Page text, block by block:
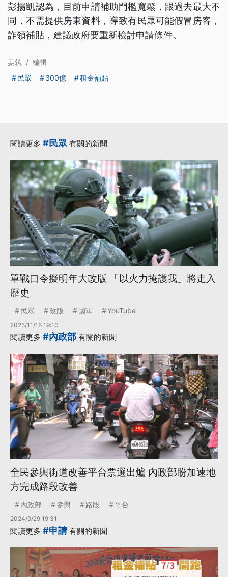
彭揚凱認為，目前申請補助門檻寬鬆，跟過去最大不
同，不需提供房東資料，導致有民眾可能假冒房客，
詐領補貼，建議政府要重新檢討申請條件。
姜筑 / 編輯
民眾
300億 租金補貼
閱讀更多 #民眾 有關的新聞
單戰口令擬明年大改版 「以火力掩護我」將走入
歷史
民眾 改版 國軍 YouTube
2025/11/16 19:10
閱讀更多 #內政部 有關的新聞
全民參與街道改善平台票選出爐 內政部盼加速地
方完成路段改善
內政部 參與 路段 平台
2024/9/29 19:31
閱讀更多 #申請有關的新聞